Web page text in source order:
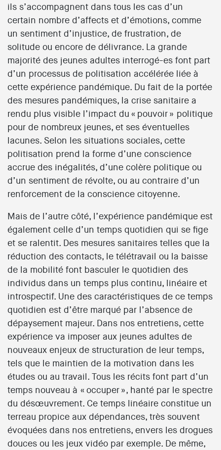
ils s’accompagnent dans tous les cas d’un
certain nombre d’affects et d’émotions, comme
un sentiment d’injustice, de frustration, de
solitude ou encore de délivrance. La grande
majorité des jeunes adultes interrogé-es font part
d’un processus de politisation accélérée liée à
cette expérience pandémique. Du fait de la portée
des mesures pandémiques, la crise sanitaire a
rendu plus visible l’impact du « pouvoir » politique
pour de nombreux jeunes, et ses éventuelles
lacunes. Selon les situations sociales, cette
politisation prend la forme d’une conscience
accrue des inégalités, d’une colère politique ou
d’un sentiment de révolte, ou au contraire d’un
renforcement de la conscience citoyenne.
Mais de l’autre côté, l’expérience pandémique est
également celle d’un temps quotidien qui se fige
et se ralentit. Des mesures sanitaires telles que la
réduction des contacts, le télétravail ou la baisse
de la mobilité font basculer le quotidien des
individus dans un temps plus continu, linéaire et
introspectif. Une des caractéristiques de ce temps
quotidien est d’être marqué par l’absence de
dépaysement majeur. Dans nos entretiens, cette
expérience va imposer aux jeunes adultes de
nouveaux enjeux de structuration de leur temps,
tels que le maintien de la motivation dans les
études ou au travail. Tous les récits font part d’un
temps nouveau à « occuper », hanté par le spectre
du désœuvrement. Ce temps linéaire constitue un
terreau propice aux dépendances, très souvent
évoquées dans nos entretiens, envers les drogues
douces ou les jeux vidéo par exemple. De même,